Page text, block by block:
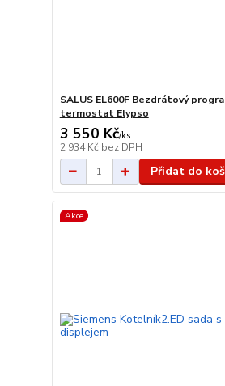
SALUS EL600F Bezdrátový
termostat Elypso
3 550 Kč/ks
2 934 Kč bez DPH
Přidat do
Akce